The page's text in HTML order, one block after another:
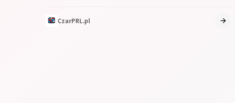
CzarPRL.pl